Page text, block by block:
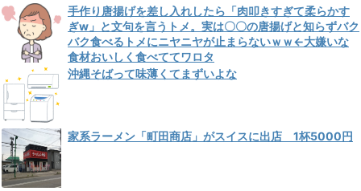
手作り唐揚げを差し入れしたら「肉叩きすぎて柔らかす
ぎw」と文句を言うトメ。実は〇〇の唐揚げと知らずバク
バク食べるトメにニヤニヤが止まらないｗｗ←大嫌いな
食材おいしく食べててワロタ
沖縄そばって味薄くてまずいよな
家系ラーメン「町田商店」がスイスに出店 1杯5000円